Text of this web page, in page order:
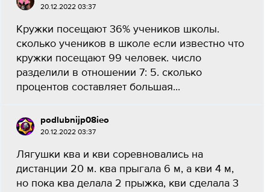
20.12.2022 03:37
Кружки посещают 36% учеников школы.
сколько учеников в школе если известно что
кружки посещают 99 человек. число
разделили в отношении 7: 5. сколько
процентов составляет большая...
podlubnijp08ieo
20.12.2022 03:37
Лягушки ква и кви соревновались на
дистанции 20 м. ква прыгала 6 м, а кви 4 м,
но пока ква делала 2 прыжка, кви сделала 3